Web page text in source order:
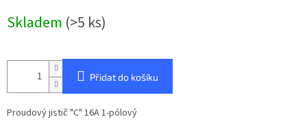
cena:
Skladem (>5 ks)
Přidat do košíku
Proudový jistič "C" 16A 1-pólový